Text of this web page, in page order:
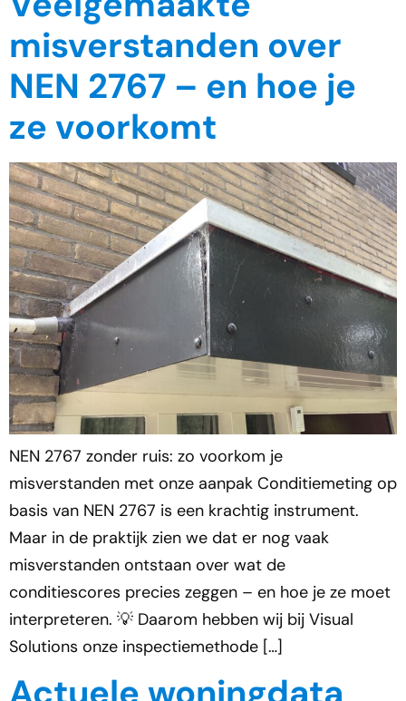
misverstanden over
NEN 2767 – en hoe je
ze voorkomt
NEN 2767 zonder ruis: zo voorkom je
misverstanden met onze aanpak Conditiemeting op
basis van NEN 2767 is een krachtig instrument.
Maar in de praktijk zien we dat er nog vaak
misverstanden ontstaan over wat de
conditiescores precies zeggen – en hoe je ze moet
interpreteren. 💡 Daarom hebben wij bij Visual
Solutions onze inspectiemethode […]